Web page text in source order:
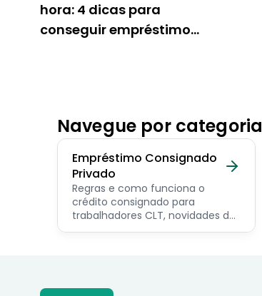
hora: 4 dicas para
conseguir empréstimo
Navegue por categoria
Empréstimo Consignado
Privado
Regras e como funciona o
crédito consignado para
trabalhadores CLT, novidades do
programa Crédito do